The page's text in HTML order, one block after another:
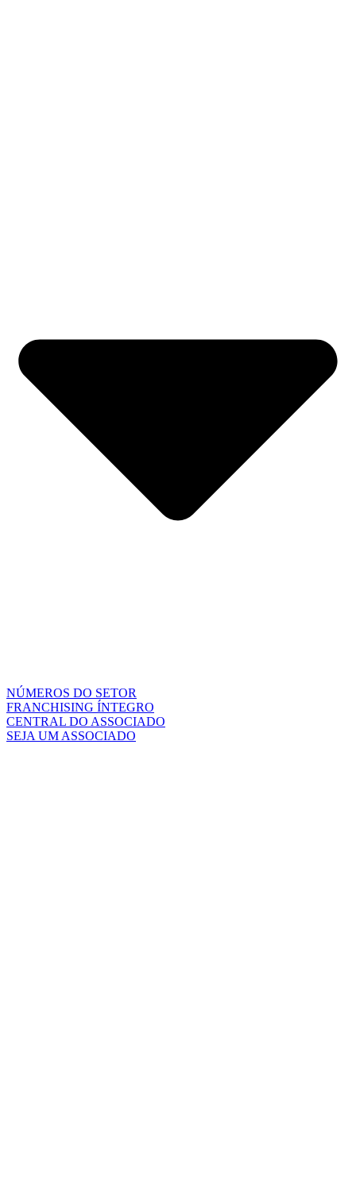
NÚMEROS DO SETOR
FRANCHISING ÍNTEGRO
CENTRAL DO ASSOCIADO
SEJA UM ASSOCIADO